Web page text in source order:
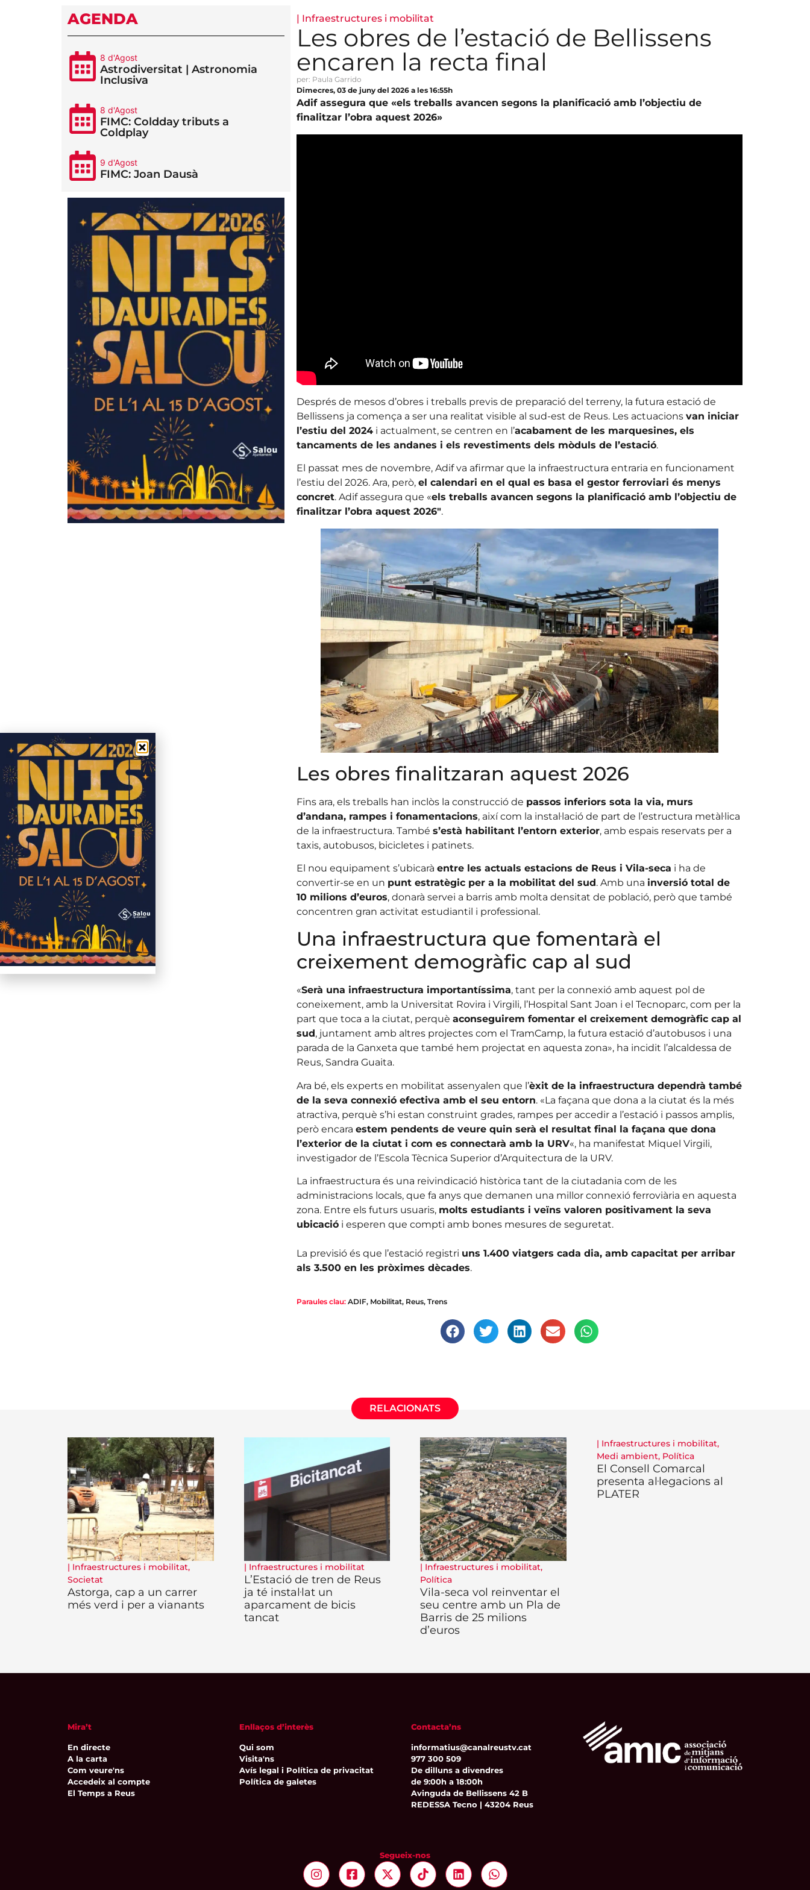
AGENDA
8 d'Agost
Astrodiversitat | Astronomia
Inclusiva
8 d'Agost
FIMC: Coldday tributs a
Coldplay
9 d'Agost
FIMC: Joan Dausà
| Infraestructures i mobilitat
Les obres de l’estació de Bellissens
encaren la recta final
per: Paula Garrido
Dimecres, 03 de juny del 2026 a les 16:55h
Adif assegura que «els treballs avancen segons la planificació amb l’objectiu de
finalitzar l’obra aquest 2026»
Després de mesos d’obres i treballs previs de preparació del terreny, la futura estació de
Bellissens ja comença a ser una realitat visible al sud-est de Reus. Les actuacions van iniciar
l’estiu del 2024i actualment, se centren en l’acabament de les marquesines, els
tancaments de les andanes i els revestiments dels mòduls de l’estació.
El passat mes de novembre, Adif va afirmar que la infraestructura entraria en funcionament
l’estiu del 2026. Ara, però, el calendari en el qual es basa el gestor ferroviari és menys
concret. Adif assegura que «els treballs avancen segons la planificació amb l’objectiu de
finalitzar l’obra aquest 2026″.
Les obres finalitzaran aquest 2026
Fins ara, els treballs han inclòs la construcció de passos inferiors sota la via, murs
d’andana, rampes i fonamentacions, així com la instal·lació de part de l’estructura metàl·lica
de la infraestructura. També s’està habilitant l’entorn exterior, amb espais reservats per a
taxis, autobusos, bicicletes i patinets.
El nou equipament s’ubicarà entre les actuals estacions de Reus i Vila-seca i ha de
convertir-se en un punt estratègic per a la mobilitat del sud. Amb una inversió total de
10 milions d’euros, donarà servei a barris amb molta densitat de població, però que també
concentren gran activitat estudiantil i professional.
Una infraestructura que fomentarà el
creixement demogràfic cap al sud
«Serà una infraestructura importantíssima, tant per la connexió amb aquest pol de
coneixement, amb la Universitat Rovira i Virgili, l’Hospital Sant Joan i el Tecnoparc, com per la
part que toca a la ciutat, perquè aconseguirem fomentar el creixement demogràfic cap al
sud, juntament amb altres projectes com el TramCamp, la futura estació d’autobusos i una
parada de la Ganxeta que també hem projectat en aquesta zona», ha incidit l’alcaldessa de
Reus, Sandra Guaita.
Ara bé, els experts en mobilitat assenyalen que l’èxit de la infraestructura dependrà també
de la seva connexió efectiva amb el seu entorn. «La façana que dona a la ciutat és la més
atractiva, perquè s’hi estan construint grades, rampes per accedir a l’estació i passos amplis,
però encara estem pendents de veure quin serà el resultat final la façana que dona
l’exterior de la ciutat i com es connectarà amb la URV«, ha manifestat Miquel Virgili,
investigador de l’Escola Tècnica Superior d’Arquitectura de la URV.
La infraestructura és una reivindicació històrica tant de la ciutadania com de les
administracions locals, que fa anys que demanen una millor connexió ferroviària en aquesta
zona. Entre els futurs usuaris, molts estudiants i veïns valoren positivament la seva
ubicaciói esperen que compti amb bones mesures de seguretat.
La previsió és que l’estació registri uns 1.400 viatgers cada dia, amb capacitat per arribar
als 3.500 en les pròximes dècades.
Paraules clau: ADIF, Mobilitat, Reus, Trens
RELACIONATS
| Infraestructures i mobilitat,
Societat
Astorga, cap a un carrer
més verd i per a vianants
| Infraestructures i mobilitat
L’Estació de tren de Reus
ja té instal·lat un
aparcament de bicis
tancat
| Infraestructures i mobilitat,
Política
Vila-seca vol reinventar el
seu centre amb un Pla de
Barris de 25 milions
d’euros
| Infraestructures i mobilitat,
Medi ambient, Política
El Consell Comarcal
presenta al·legacions al
PLATER
Mira’t
En directe
A la carta
Com veure'ns
Accedeix al compte
El Temps a Reus
Enllaços d’interès
Qui som
Visita'ns
Avís legal i Política de privacitat
Política de galetes
Contacta’ns
informatius@canalreustv.cat
977 300 509
De dilluns a divendres
de 9:00h a 18:00h
Avinguda de Bellissens 42 B
REDESSA Tecno | 43204 Reus
Segueix-nos